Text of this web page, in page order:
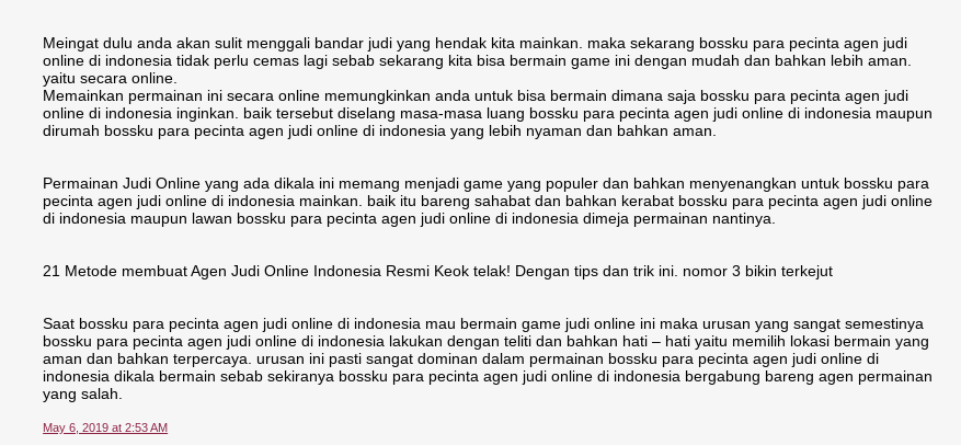
Meingat dulu anda akan sulit menggali bandar judi yang hendak kita mainkan. maka sekarang bossku para pecinta agen judi
online di indonesia tidak perlu cemas lagi sebab sekarang kita bisa bermain game ini dengan mudah dan bahkan lebih aman.
yaitu secara online.
Memainkan permainan ini secara online memungkinkan anda untuk bisa bermain dimana saja bossku para pecinta agen judi
online di indonesia inginkan. baik tersebut diselang masa-masa luang bossku para pecinta agen judi online di indonesia maupun
dirumah bossku para pecinta agen judi online di indonesia yang lebih nyaman dan bahkan aman.
Permainan Judi Online yang ada dikala ini memang menjadi game yang populer dan bahkan menyenangkan untuk bossku para
pecinta agen judi online di indonesia mainkan. baik itu bareng sahabat dan bahkan kerabat bossku para pecinta agen judi online
di indonesia maupun lawan bossku para pecinta agen judi online di indonesia dimeja permainan nantinya.
21 Metode membuat Agen Judi Online Indonesia Resmi Keok telak! Dengan tips dan trik ini. nomor 3 bikin terkejut
Saat bossku para pecinta agen judi online di indonesia mau bermain game judi online ini maka urusan yang sangat semestinya
bossku para pecinta agen judi online di indonesia lakukan dengan teliti dan bahkan hati – hati yaitu memilih lokasi bermain yang
aman dan bahkan terpercaya. urusan ini pasti sangat dominan dalam permainan bossku para pecinta agen judi online di
indonesia dikala bermain sebab sekiranya bossku para pecinta agen judi online di indonesia bergabung bareng agen permainan
yang salah.
May 6, 2019 at 2:53 AM